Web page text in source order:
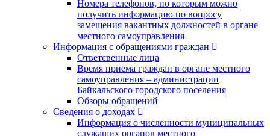
Номера телефонов, по которым можно
получить информацию по вопросу
замещения вакантных должностей в органе
местного самоуправления
Информация с обращениями граждан
Ответсвенные лица
Время приема граждан в органе местного
самоуправления – администрации
Байкальского городского поселения
Обзоры обращений
Сведения о доходах
Информация о численности муниципальных
служащих органов местного